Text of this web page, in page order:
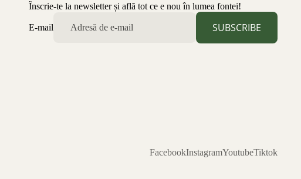
Înscrie-te la newsletter și află tot ce e nou în lumea fontei!
E-mail SUBSCRIBE
FacebookInstagramYoutubeTiktok